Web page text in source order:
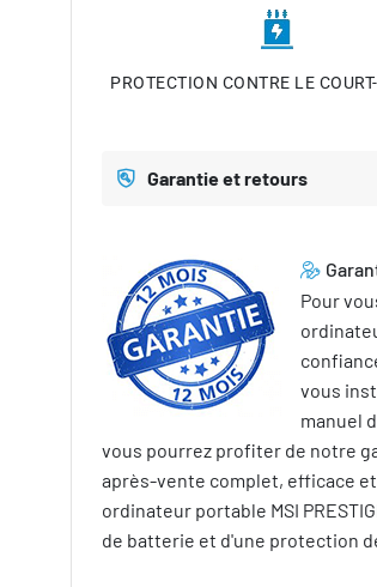
PROTECTION CONTRE LE
Garantie et retours
Pour
vous
manuel
vous pourrez profiter de notre
après-vente complet, efficace
ordinateur portable MSI
de batterie et d'une protection